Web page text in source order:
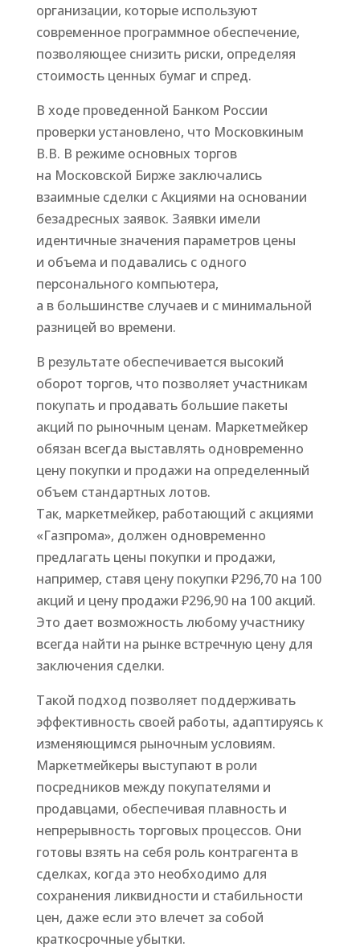
организации, которые используют
современное программное обеспечение,
позволяющее снизить риски, определяя
стоимость ценных бумаг и спред.
В ходе проведенной Банком России
проверки установлено, что Московкиным
В.В. В режиме основных торгов
на Московской Бирже заключались
взаимные сделки с Акциями на основании
безадресных заявок. Заявки имели
идентичные значения параметров цены
и объема и подавались с одного
персонального компьютера,
а в большинстве случаев и с минимальной
разницей во времени.
В результате обеспечивается высокий
оборот торгов, что позволяет участникам
покупать и продавать большие пакеты
акций по рыночным ценам. Маркетмейкер
обязан всегда выставлять одновременно
цену покупки и продажи на определенный
объем стандартных лотов.
Так, маркетмейкер, работающий с акциями
«Газпрома», должен одновременно
предлагать цены покупки и продажи,
например, ставя цену покупки ₽296,70 на 100
акций и цену продажи ₽296,90 на 100 акций.
Это дает возможность любому участнику
всегда найти на рынке встречную цену для
заключения сделки.
Такой подход позволяет поддерживать
эффективность своей работы, адаптируясь к
изменяющимся рыночным условиям.
Маркетмейкеры выступают в роли
посредников между покупателями и
продавцами, обеспечивая плавность и
непрерывность торговых процессов. Они
готовы взять на себя роль контрагента в
сделках, когда это необходимо для
сохранения ликвидности и стабильности
цен, даже если это влечет за собой
краткосрочные убытки.